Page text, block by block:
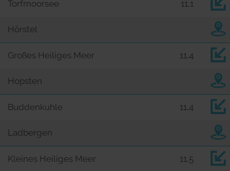
Torfmoorsee 11,1
Hörstel
Großes Heiliges Meer 11,4
Hopsten
Buddenkuhle 11,4
Ladbergen
Kleines Heiliges Meer 11,5